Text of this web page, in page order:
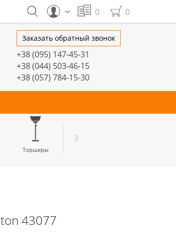
0 0
Заказать обратный звонок
+38 (095) 147-45-31
+38 (044) 503-46-15
+38 (057) 784-15-30
Торшеры
43077